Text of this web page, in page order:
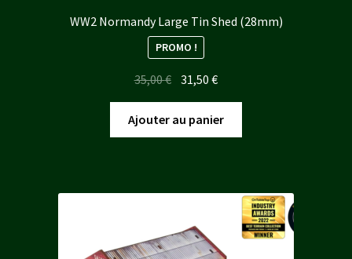
WW2 Normandy Large Tin Shed (28mm)
PROMO !
35,00€ Le
prix
initial
était :
31,50€Le
prix
actuel
est :
Ajouter au panier